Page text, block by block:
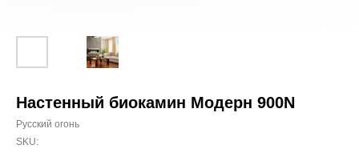
Настенный биокамин Модерн 900N
Русский огонь
SKU: